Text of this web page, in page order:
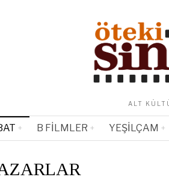
ALT
B FILMLER YEŞILÇAM